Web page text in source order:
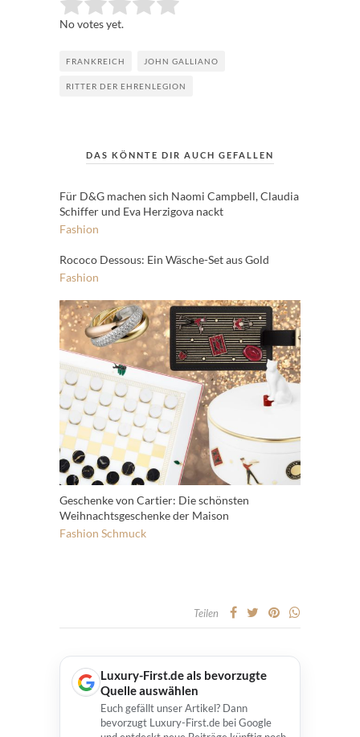
Rate this item: Submit Rating
No votes yet.
FRANKREICH JOHN GALLIANO
RITTER DER EHRENLEGION
DAS KÖNNTE DIR AUCH GEFALLEN
Für D&G machen sich Naomi Campbell, Claudia
Schiffer und Eva Herzigova nackt
Fashion
Rococo Dessous: Ein Wäsche-Set aus Gold
Fashion
Geschenke von Cartier: Die schönsten
Weihnachtsgeschenke der Maison
Fashion Schmuck
Teilen
Luxury-First.de als bevorzugte
Quelle auswählen
Euch gefällt unser Artikel? Dann
bevorzugt Luxury-First.de bei Google